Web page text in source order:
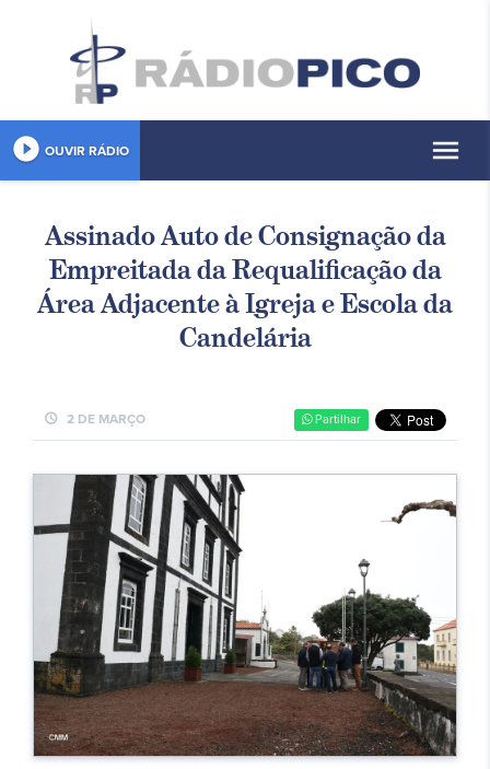
play_circle_filled OUVIR RÁDIO menu
Assinado Auto de Consignação da
Empreitada da Requalificação da
Área Adjacente à Igreja e Escola da
Candelária
schedule 2 DE MARÇO Partilhar